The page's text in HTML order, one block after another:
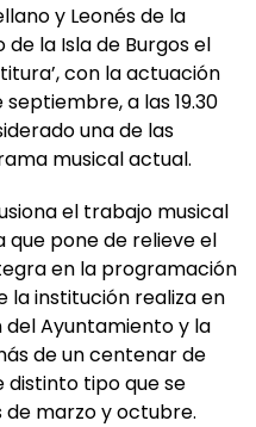
y Leonés de la
la Isla de Burgos el
con la actuación
a las 19.30
una de las
musical actual.
el trabajo musical
pone de relieve el
en la programación
la institución realiza en
Ayuntamiento y la
de un centenar de
distinto tipo que se
marzo y octubre.